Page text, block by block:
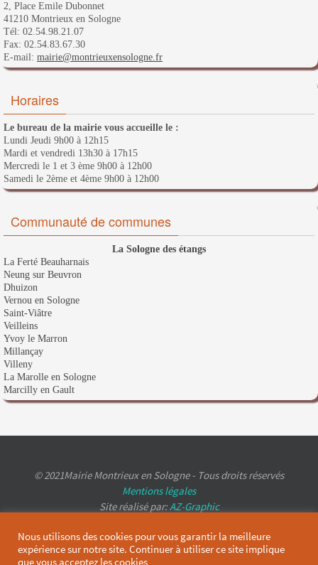
2, Place Emile Dubonnet
41210 Montrieux en Sologne
Tél: 02.54.98.21.07
Fax: 02.54.83.67.30
E-mail: mairie@montrieuxensologne.fr
Horaires
Le bureau de la mairie vous accueille le :
Lundi Jeudi 9h00 à 12h15
Mardi et vendredi 13h30 à 17h15
Mercredi le 1 et 3 ème 9h00 à 12h00
Samedi le 2ème et 4ème 9h00 à 12h00
Communauté de communes
La Sologne des étangs
La Ferté Beauharnais
Neung sur Beuvron
Dhuizon
Vernou en Sologne
Saint-Viâtre
Veilleins
Yvoy le Marron
Millançay
Villeny
La Marolle en Sologne
Marcilly en Gault
© 2021Mairie Montrieux en Sologne - Tous droits réservés
Mentions légales
Site réalisé par:AZ-Graphic
Nous utilisons des cookies pour vous garantir la meilleure
expérience sur notre site. Continuer à utiliser ce site implique
que vous acceptez les cookies